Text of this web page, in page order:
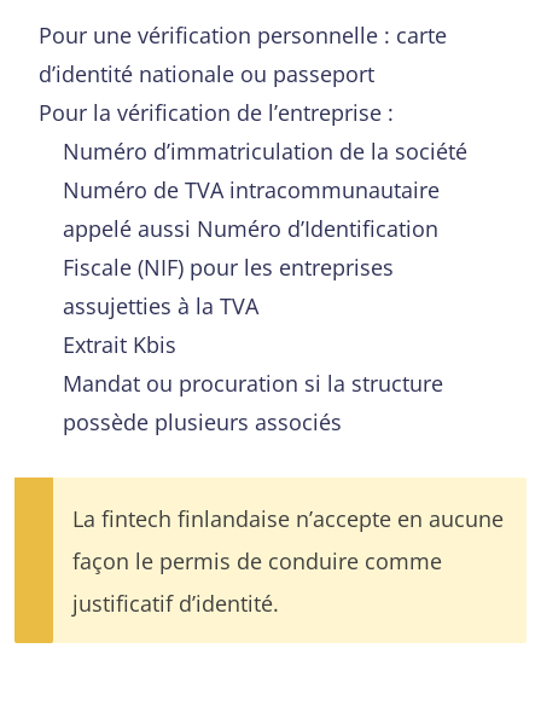
Pour une vérification personnelle : carte
d’identité nationale ou passeport
Pour la vérification de l’entreprise :
Numéro d’immatriculation de la société
Numéro de TVA intracommunautaire
appelé aussi Numéro d’Identification
Fiscale (NIF) pour les entreprises
assujetties à la TVA
Extrait Kbis
Mandat ou procuration si la structure
possède plusieurs associés
La fintech finlandaise n’accepte en aucune
façon le permis de conduire comme
justificatif d’identité.